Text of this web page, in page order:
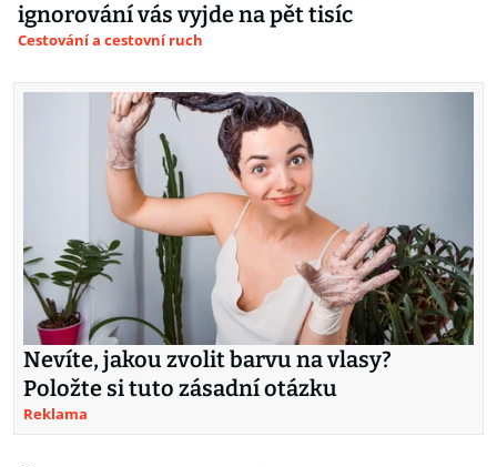
ignorování vás vyjde na pět tisíc
Cestování a cestovní ruch
Nevíte, jakou zvolit barvu na vlasy?
Položte si tuto zásadní otázku
Reklama